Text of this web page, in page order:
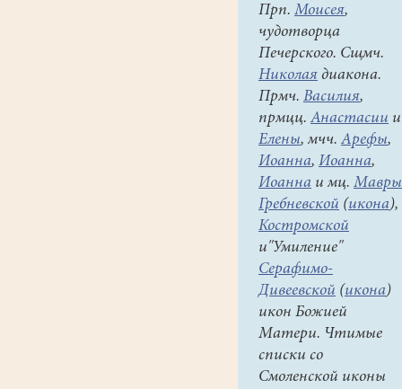
Взрослые
трудившиеся
мультфильмом,
постарались
сделать
таким,
чтобы
самым
маленьким
интересно.
Поэтому
Прп. Моисея,
чудотворца
Печерского. Сщмч.
Николая диакона.
Прмч. Василия,
прмцц. Анастасии и
Елены, мчч. Арефы,
Иоанна, Иоанна,
Иоанна и мц. Мавры
Гребневской (икона),
Костромской
и"Умиление"
Серафимо-
Дивеевской (икона)
икон Божией
Матери. Чтимые
списки со
Смоленской иконы